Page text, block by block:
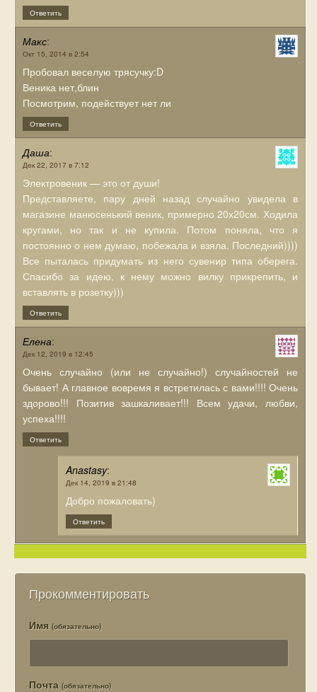
Ответить
Макс:
Окт 15, 2014 в 2:54
Пробовал веселую трясучку:D
Веника нет,блин
Посмотрим, подействует нет ли
Ответить
Даша:
Дек 22, 2017 в 7:12
Электровеник — это от души!
Представляете, пару дней назад случайно увидела в
магазине манюсенький веник, примерно 20х20см. Ходила
кругами, но так и не купила. Потом поняла, что я
постоянно о нем думаю, побежала и взяла. Последний))))
Все пыталась придумать из него сувенир типа оберега.
Спасибо за идею, к нему можно вилку прикрепить, и
вставлять в розетку)))
Ответить
Елена:
Дек 12, 2019 в 12:45
Очень случайно (или не случайно!) случайностей не
бывает! А главное вовремя я встретилась с вами!!!! Очень
здорово!!! Позитив зашкаливает!!! Всем удачи, любви,
успеха!!!!
Ответить
Anastasy:
Дек 14, 2019 в 21:48
Добро пожаловать)
Ответить
Прокомментировать
Имя (обязательно)
Почта (обязательно)